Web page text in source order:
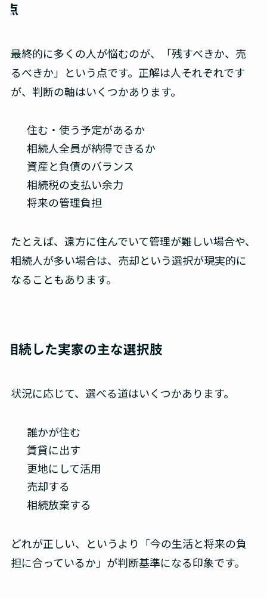
点
最終的に多くの人が悩むのが、「残すべきか、売
るべきか」という点です。正解は人それぞれです
が、判断の軸はいくつかあります。
住む・使う予定があるか
相続人全員が納得できるか
資産と負債のバランス
相続税の支払い余力
将来の管理負担
たとえば、遠方に住んでいて管理が難しい場合や、
相続人が多い場合は、売却という選択が現実的に
なることもあります。
相続した実家の主な選択肢
状況に応じて、選べる道はいくつかあります。
誰かが住む
賃貸に出す
更地にして活用
売却する
相続放棄する
どれが正しい、というより「今の生活と将来の負
担に合っているか」が判断基準になる印象です。